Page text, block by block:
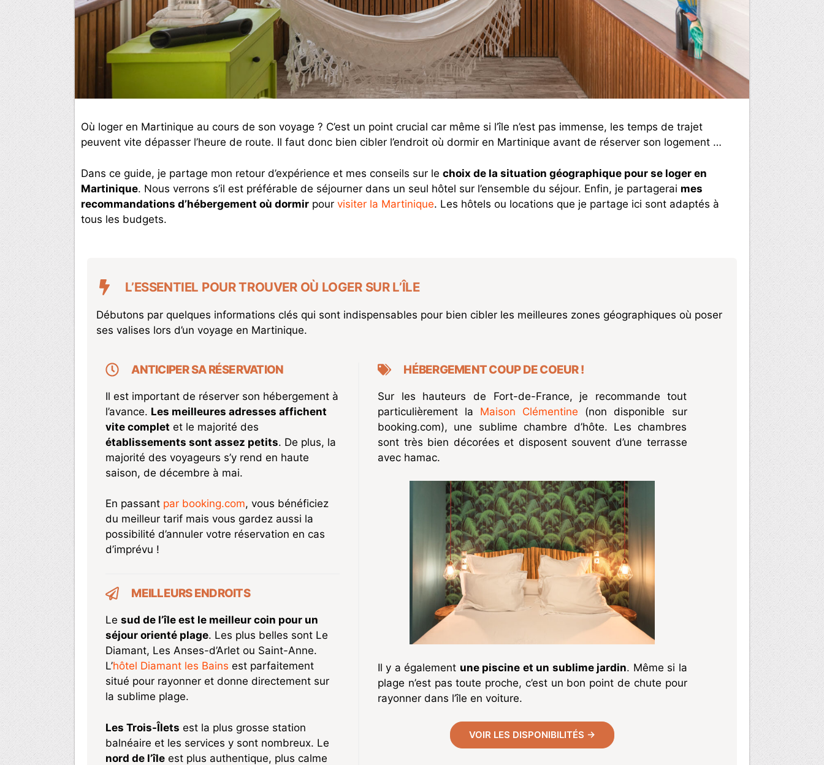
Où loger en Martinique au cours de son voyage ? C’est un point crucial car même si l’île n’est pas immense, les temps de trajet
peuvent vite dépasser l’heure de route. Il faut donc bien cibler l’endroit où dormir en Martinique avant de réserver son logement …
Dans ce guide, je partage mon retour d’expérience et mes conseils sur le choix de la situation géographique pour se loger en
Martinique. Nous verrons s’il est préférable de séjourner dans un seul hôtel sur l’ensemble du séjour. Enfin, je partagerai mes
recommandations d’hébergement où dormir pour visiter la Martinique. Les hôtels ou locations que je partage ici sont adaptés à
tous les budgets.
L’ESSENTIEL POUR TROUVER OÙ LOGER SUR L’ÎLE
Débutons par quelques informations clés qui sont indispensables pour bien cibler les meilleures zones géographiques où poser
ses valises lors d’un voyage en Martinique.
ANTICIPER SA RÉSERVATION
Il est important de réserver son hébergement à
l’avance. Les meilleures adresses affichent
vite complet et le majorité des
établissements sont assez petits. De plus, la
majorité des voyageurs s’y rend en haute
saison, de décembre à mai.
En passant par booking.com, vous bénéficiez
du meilleur tarif mais vous gardez aussi la
possibilité d’annuler votre réservation en cas
d’imprévu !
MEILLEURS ENDROITS
Le sud de l’île est le meilleur coin pour un
séjour orienté plage. Les plus belles sont Le
Diamant, Les Anses-d’Arlet ou Saint-Anne.
L’hôtel Diamant les Bains est parfaitement
situé pour rayonner et donne directement sur
la sublime plage.
Les Trois-Îlets est la plus grosse station
balnéaire et les services y sont nombreux. Le
nord de l’île est plus authentique, plus calme
HÉBERGEMENT COUP DE COEUR !
Sur les hauteurs de Fort-de-France, je recommande tout
particulièrement la Maison Clémentine (non disponible sur
booking.com), une sublime chambre d’hôte. Les chambres
sont très bien décorées et disposent souvent d’une terrasse
avec hamac.
Il y a également une piscine et un sublime jardin. Même si la
plage n’est pas toute proche, c’est un bon point de chute pour
rayonner dans l’île en voiture.
VOIR LES DISPONIBILITÉS →